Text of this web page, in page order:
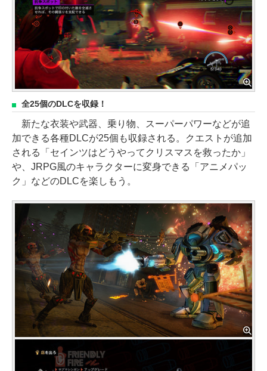
全25個のDLCを収録！
新たな衣装や武器、乗り物、スーパーパワーなどが追
加できる各種DLCが25個も収録される。クエストが追加
される「セインツはどうやってクリスマスを救ったか」
や、JRPG風のキャラクターに変身できる「アニメパッ
ク」などのDLCを楽しもう。